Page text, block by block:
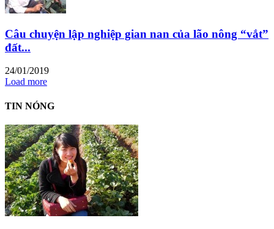
Câu chuyện lập nghiệp gian nan của lão nông “vắt”
đất...
24/01/2019
Load more
TIN NÓNG